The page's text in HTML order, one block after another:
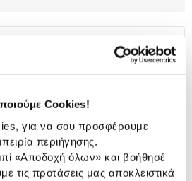
Cookies!
για να σου προσφέρουμε
περιήγησης.
«Αποδοχή όλων» και βοήθησέ
τις προτάσεις μας αποκλειστικά